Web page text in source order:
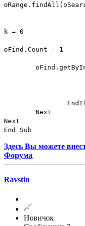
k = 0
oFind.Count - 1
Next
Next
End Sub
Здесь Вы можете
Форума
Ravstin
Новичок